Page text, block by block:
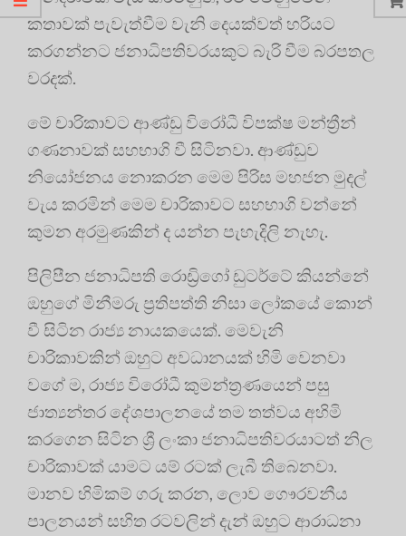
කතාවක් පැවැත්වීම වැනි දෙයක්වත් හරියට
කරගන්නට ජනාධිපතිවරයකුට බැරි වීම බරපතල
වරදක්.
මේ චාරිකාවට ආණ්ඩු විරෝධී විපක්ෂ මන්ත්‍රීන්
ගණනාවක් සහභාගි වී සිටිනවා. ආණ්ඩුව
නියෝජනය නොකරන මෙම පිරිස මහජන මුදල්
වැය කරමින් මෙම චාරිකාවට සහභාගි වන්නේ
කුමන අරමුණකින් ද යන්න පැහැදිලි නැහැ.
පිලිපීන ජනාධිපති රොඩ්‍රිගෝ ඩුටර්ටේ කියන්නේ
ඔහුගේ මිනීමරු ප්‍රතිපත්ති නිසා ලෝකයේ කොන්
වී සිටින රාජ්‍ය නායකයෙක්. මෙවැනි
චාරිකාවකින් ඔහුට අවධානයක් හිමි වෙනවා
වගේ ම, රාජ්‍ය විරෝධී කුමන්ත්‍රණයෙන් පසු
ජාත්‍යන්තර දේශපාලනයේ තම තත්වය අහිමි
කරගෙන සිටින ශ්‍රී ලංකා ජනාධිපතිවරයාටත් නිල
චාරිකාවක් යාමට යම් රටක් ලැබී තිබෙනවා.
මානව හිමිකම් ගරු කරන, ලොව ගෞරවනීය
පාලනයන් සහිත රටවලින් දැන් ඔහුට ආරාධනා